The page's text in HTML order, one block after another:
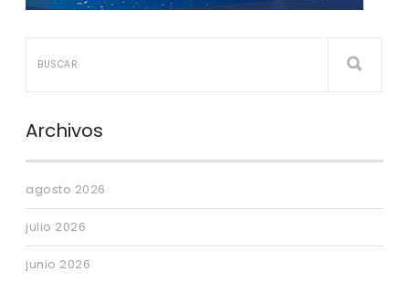
Archivos
agosto 2026
julio 2026
junio 2026